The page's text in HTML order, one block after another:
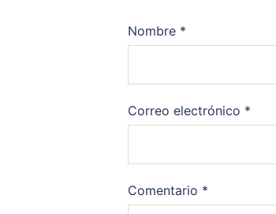
Nombre *
Correo electrónico *
Comentario *